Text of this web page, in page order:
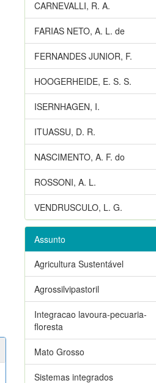
CARNEVALLI, R. A.
FARIAS NETO, A. L. de
FERNANDES JUNIOR, F.
HOOGERHEIDE, E. S. S.
ISERNHAGEN, I.
ITUASSU, D. R.
NASCIMENTO, A. F. do
ROSSONI, A. L.
VENDRUSCULO, L. G.
Assunto
Agricultura Sustentável
Agrossilvipastoril
Integracao lavoura-pecuaria-
floresta
Mato Grosso
Sistemas integrados